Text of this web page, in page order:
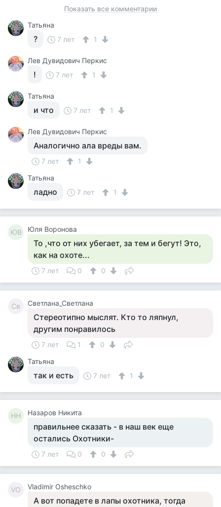
Показать все комментарии
Татьяна
? 7 лет 1
Лев Дувидович Перкис
! 7 лет 1
Татьяна
и что 7 лет 1
Лев Дувидович Перкис
Аналогично ала вреды вам.
7 лет
1
Татьяна
ладно 7 лет 1
ЮВ Юля Воронова
То ,что от них убегает, за тем и бегут! Это,
как на охоте...
7 лет 0 0
Св Светлана_Светлана
Стереотипно мыслят. Кто то ляпнул,
другим понравилось
7 лет 1
0
Татьяна
так и есть 7 лет 1
НН Назаров Никита
правильнее сказать - в наш век еще
остались Охотники-
7 лет 0 0
VO Vladimir Osheschko
А вот попадете в лапы охотника, тогда